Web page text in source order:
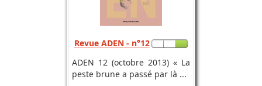
Revue ADEN - n°12
ADEN 12 (octobre 2013) « La
peste brune a passé par là ...